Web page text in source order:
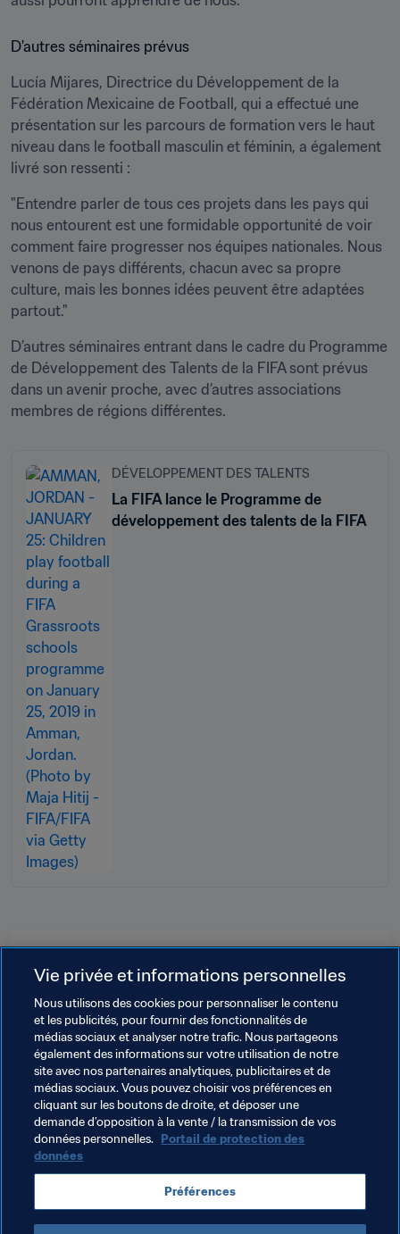
D'autres séminaires prévus
Lucía Mijares, Directrice du Développement de la
Fédération Mexicaine de Football, qui a effectué une
présentation sur les parcours de formation vers le haut
niveau dans le football masculin et féminin, a également
livré son ressenti :
"Entendre parler de tous ces projets dans les pays qui
nous entourent est une formidable opportunité de voir
comment faire progresser nos équipes nationales. Nous
venons de pays différents, chacun avec sa propre
culture, mais les bonnes idées peuvent être adaptées
partout."
D’autres séminaires entrant dans le cadre du Programme
de Développement des Talents de la FIFA sont prévus
dans un avenir proche, avec d’autres associations
membres de régions différentes.
DÉVELOPPEMENT DES TALENTS
La FIFA lance le Programme de
développement des talents de la FIFA
Centre de Ressources Techniques de la FIFA
Développement des talents Organisation
Organisation
Coupe du Monde Féminine U-20 de la FIFA Costa
Rica 2022™
Costa Rica Concacaf Guatemala
Honduras Jamaica Panama
Vie privée et informations personnelles
Nous utilisons des cookies pour personnaliser le contenu
et les publicités, pour fournir des fonctionnalités de
médias sociaux et analyser notre trafic. Nous partageons
également des informations sur votre utilisation de notre
site avec nos partenaires analytiques, publicitaires et de
médias sociaux. Vous pouvez choisir vos préférences en
cliquant sur les boutons de droite, et déposer une
demande d’opposition à la vente / la transmission de vos
données personnelles. Portail de protection des
données
Préférences